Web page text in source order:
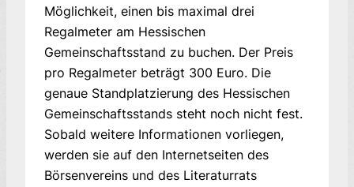
Möglichkeit, einen bis maximal drei
Regalmeter am Hessischen
Gemeinschaftsstand zu buchen. Der Preis
pro Regalmeter beträgt 300 Euro. Die
genaue Standplatzierung des Hessischen
Gemeinschaftsstands steht noch nicht fest.
Sobald weitere Informationen vorliegen,
werden sie auf den Internetseiten des
Börsenvereins und des Literaturrats